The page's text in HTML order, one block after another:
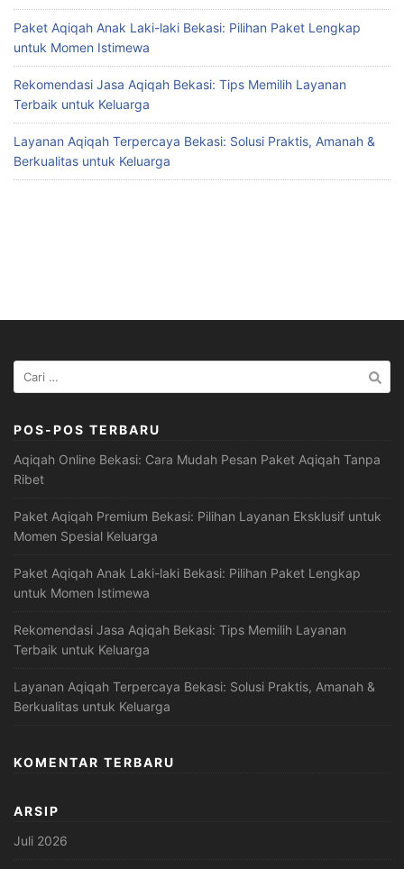
Paket Aqiqah Anak Laki-laki Bekasi: Pilihan Paket Lengkap
untuk Momen Istimewa
Rekomendasi Jasa Aqiqah Bekasi: Tips Memilih Layanan
Terbaik untuk Keluarga
Layanan Aqiqah Terpercaya Bekasi: Solusi Praktis, Amanah &
Berkualitas untuk Keluarga
Cari
untuk:
POS-POS TERBARU
Aqiqah Online Bekasi: Cara Mudah Pesan Paket Aqiqah Tanpa
Ribet
Paket Aqiqah Premium Bekasi: Pilihan Layanan Eksklusif untuk
Momen Spesial Keluarga
Paket Aqiqah Anak Laki-laki Bekasi: Pilihan Paket Lengkap
untuk Momen Istimewa
Rekomendasi Jasa Aqiqah Bekasi: Tips Memilih Layanan
Terbaik untuk Keluarga
Layanan Aqiqah Terpercaya Bekasi: Solusi Praktis, Amanah &
Berkualitas untuk Keluarga
KOMENTAR TERBARU
ARSIP
Juli 2026